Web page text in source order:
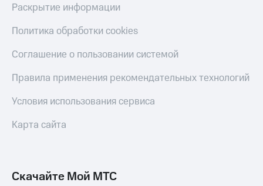
Все
Раскрытие информации
Политика обработки cookies
Соглашение о пользовании системой
Правила применения рекомендательных технологий
Условия использования сервиса
Карта сайта
Скачайте Мой МТС